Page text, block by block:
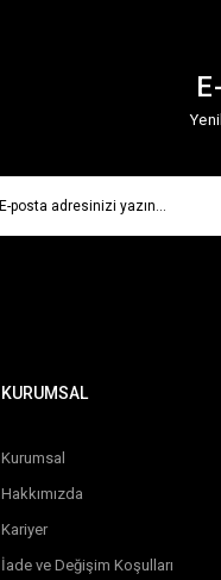
KURUMSAL
Kurumsal
Hakkımızda
Kariyer
İade ve Değişim Koşulları